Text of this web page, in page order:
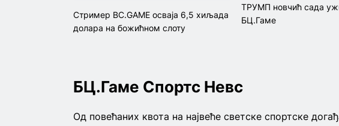
Стример BC.GAME осваја 6,5 хиљада
долара на божићном слоту
ТРУМП новчић сада
БЦ.Гаме
БЦ.Гаме Спортс Невс
Од повећаних квота на највеће светске спортске